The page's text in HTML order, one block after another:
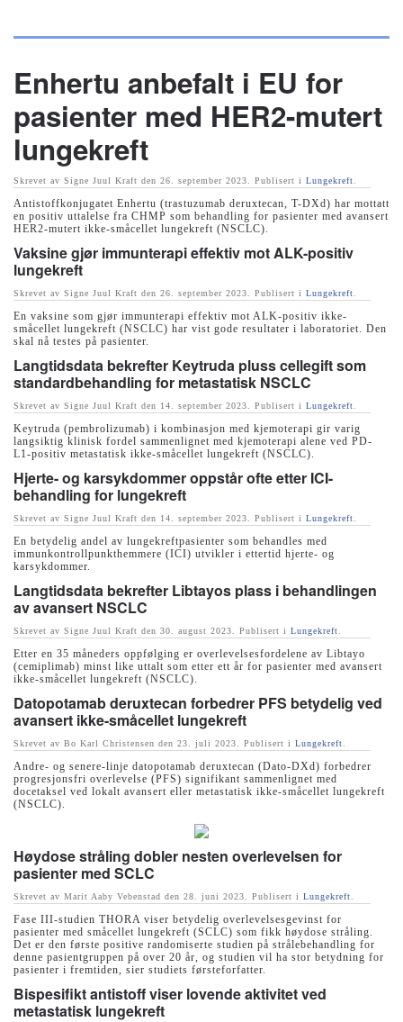
Enhertu anbefalt i EU for
pasienter med HER2-mutert
lungekreft
Skrevet av Signe Juul Kraft den 26. september 2023 . Publisert i Lungekreft
Antistoffkonjugatet Enhertu (trastuzumab deruxtecan, T-DXd) har mottatt
en positiv uttalelse fra CHMP som behandling for pasienter med avansert
HER2-mutert ikke-småcellet lungekreft (NSCLC).
Vaksine gjør immunterapi effektiv mot ALK-positiv
lungekreft
Skrevet av Signe Juul Kraft den 26. september 2023 . Publisert i Lungekreft
En vaksine som gjør immunterapi effektiv mot ALK-positiv ikke-
småcellet lungekreft (NSCLC) har vist gode resultater i laboratoriet. Den
skal nå testes på pasienter.
Langtidsdata bekrefter Keytruda pluss cellegift som
standardbehandling for metastatisk NSCLC
Skrevet av Signe Juul Kraft den 14. september 2023 . Publisert i Lungekreft
Keytruda (pembrolizumab) i kombinasjon med kjemoterapi gir varig
langsiktig klinisk fordel sammenlignet med kjemoterapi alene ved PD-
L1-positiv metastatisk ikke-småcellet lungekreft (NSCLC).
Hjerte- og karsykdommer oppstår ofte etter ICI-
behandling for lungekreft
Skrevet av Signe Juul Kraft den 14. september 2023 . Publisert i Lungekreft
En betydelig andel av lungekreftpasienter som behandles med
immunkontrollpunkthemmere (ICI) utvikler i ettertid hjerte- og
karsykdommer.
Langtidsdata bekrefter Libtayos plass i behandlingen
av avansert NSCLC
Skrevet av Signe Juul Kraft den 30. august 2023 . Publisert i Lungekreft
Etter en 35 måneders oppfølging er overlevelsesfordelene av Libtayo
(cemiplimab) minst like uttalt som etter ett år for pasienter med avansert
ikke-småcellet lungekreft (NSCLC).
Datopotamab deruxtecan forbedrer PFS betydelig ved
avansert ikke-småcellet lungekreft
Skrevet av Bo Karl Christensen den 23. juli 2023 . Publisert i Lungekreft
Andre- og senere-linje datopotamab deruxtecan (Dato-DXd) forbedrer
progresjonsfri overlevelse (PFS) signifikant sammenlignet med
docetaksel ved lokalt avansert eller metastatisk ikke-småcellet lungekreft
(NSCLC).
Høydose stråling dobler nesten overlevelsen for
pasienter med SCLC
Skrevet av Marit Aaby Vebenstad den 28. juni 2023 . Publisert i Lungekreft
Fase III-studien THORA viser betydelig overlevelsesgevinst for
pasienter med småcellet lungekreft (SCLC) som fikk høydose stråling.
Det er den første positive randomiserte studien på strålebehandling for
denne pasientgruppen på over 20 år, og studien vil ha stor betydning for
pasienter i fremtiden, sier studiets førsteforfatter.
Bispesifikt antistoff viser lovende aktivitet ved
metastatisk lungekreft